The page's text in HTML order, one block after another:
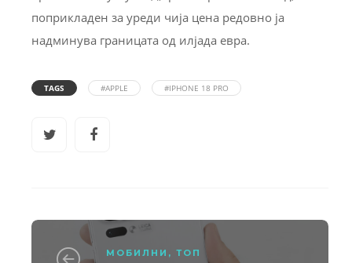
поприкладен за уреди чија цена редовно ја
надминува границата од илјада евра.
TAGS #APPLE #IPHONE 18 PRO
МОБИЛНИ , ТОП